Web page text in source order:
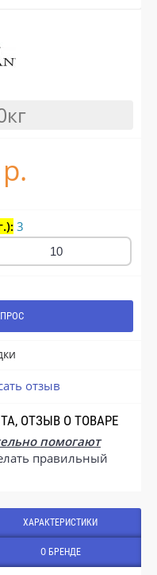
3
10
отзыв
ОТЗЫВ О ТОВАРЕ
помогают
правильный
ХАРАКТЕРИСТИКИ
О БРЕНДЕ